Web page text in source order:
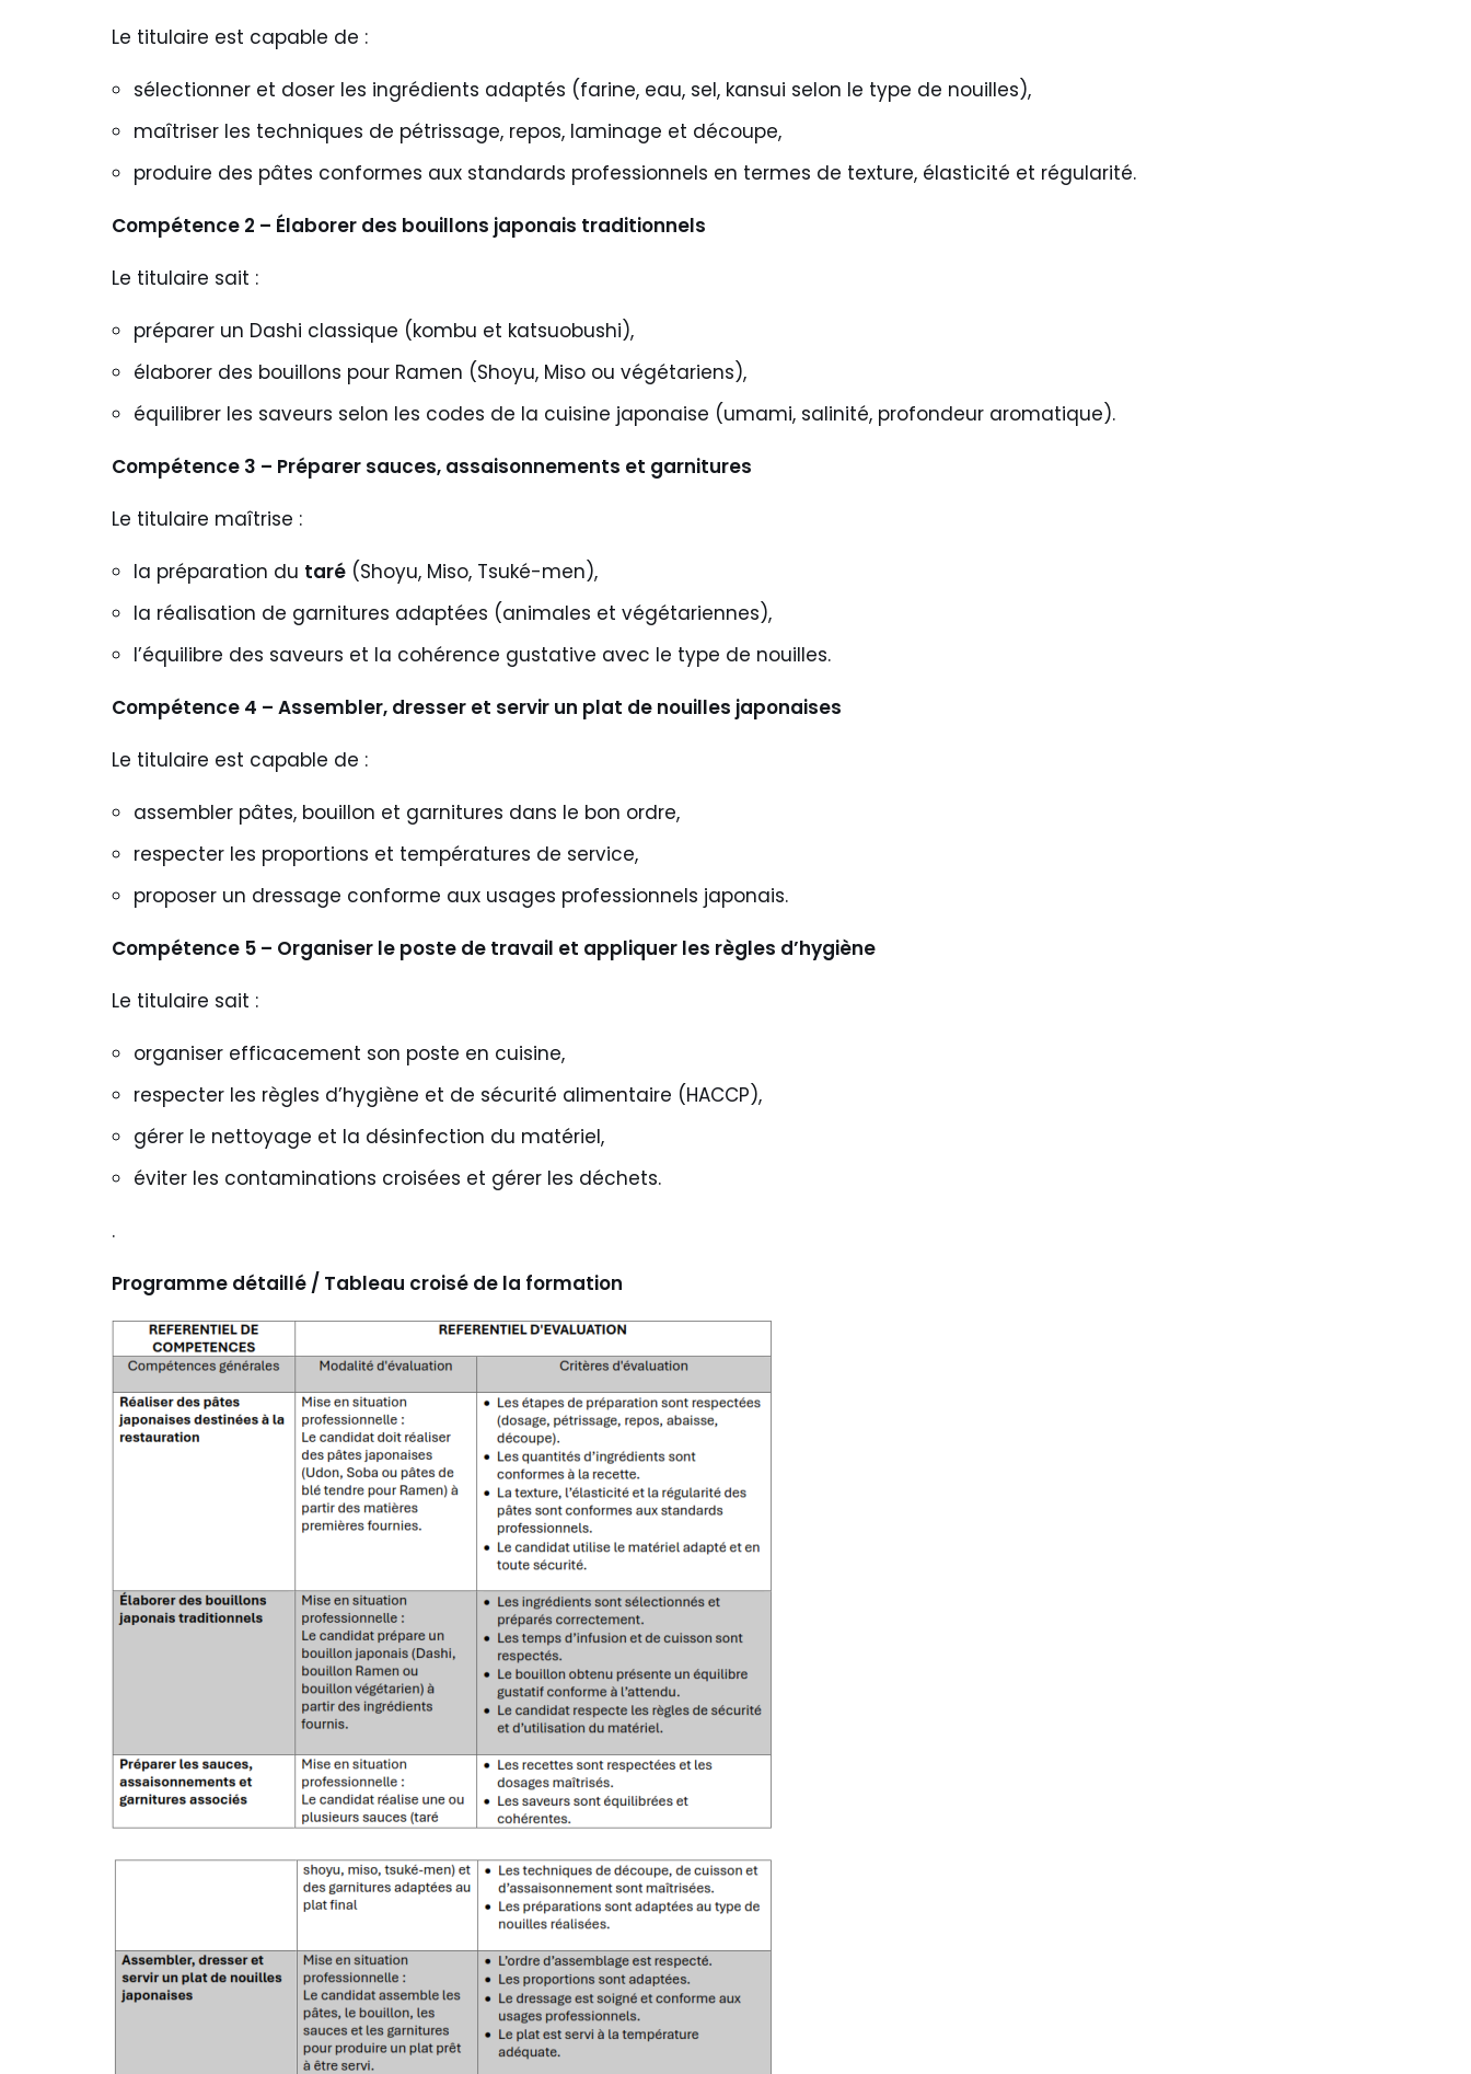
Le titulaire est capable de :
sélectionner et doser les ingrédients adaptés (farine, eau, sel, kansui selon le type de nouilles),
maîtriser les techniques de pétrissage, repos, laminage et découpe,
produire des pâtes conformes aux standards professionnels en termes de texture, élasticité et régularité.
Compétence 2 – Élaborer des bouillons japonais traditionnels
Le titulaire sait :
préparer un Dashi classique (kombu et katsuobushi),
élaborer des bouillons pour Ramen (Shoyu, Miso ou végétariens),
équilibrer les saveurs selon les codes de la cuisine japonaise (umami, salinité, profondeur aromatique).
Compétence 3 – Préparer sauces, assaisonnements et garnitures
Le titulaire maîtrise :
la préparation du taré (Shoyu, Miso, Tsuké-men),
la réalisation de garnitures adaptées (animales et végétariennes),
l’équilibre des saveurs et la cohérence gustative avec le type de nouilles.
Compétence 4 – Assembler, dresser et servir un plat de nouilles japonaises
Le titulaire est capable de :
assembler pâtes, bouillon et garnitures dans le bon ordre,
respecter les proportions et températures de service,
proposer un dressage conforme aux usages professionnels japonais.
Compétence 5 – Organiser le poste de travail et appliquer les règles d’hygiène
Le titulaire sait :
organiser efficacement son poste en cuisine,
respecter les règles d’hygiène et de sécurité alimentaire (HACCP),
gérer le nettoyage et la désinfection du matériel,
éviter les contaminations croisées et gérer les déchets.
.
Programme détaillé / Tableau croisé de la formation